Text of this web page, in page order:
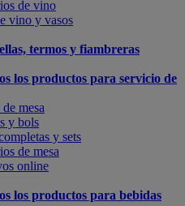
de vino
vino y vasos
termos y fiambreras
los productos para servicio de
mesa
y bols
y sets
de mesa
online
los productos para bebidas